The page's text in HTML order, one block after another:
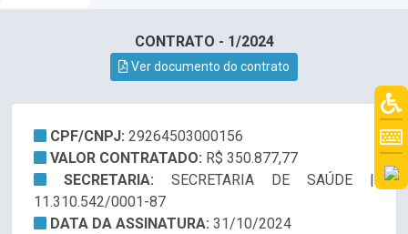
CONTRATO - 1/2024
Ver documento do contrato
CPF/CNPJ: 29264503000156
VALOR CONTRATADO: R$ 350.877,77
SECRETARIA: SECRETARIA DE SAÚDE |
11.310.542/0001-87
DATA DA ASSINATURA: 31/10/2024